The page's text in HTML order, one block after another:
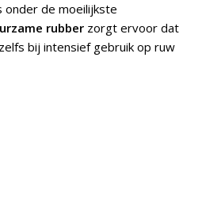
onder de moeilijkste
rubber zorgt ervoor dat
bij intensief gebruik op ruw